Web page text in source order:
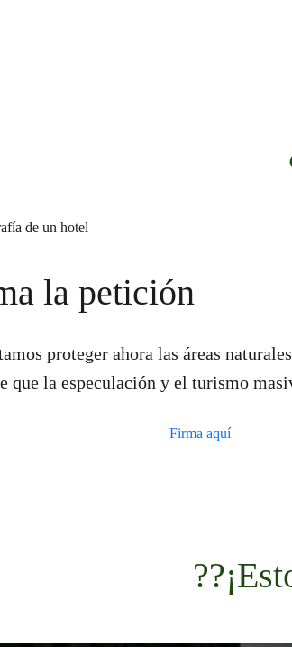
la petición
proteger ahora las áreas
que la especulación y el turismo
Firma aquí